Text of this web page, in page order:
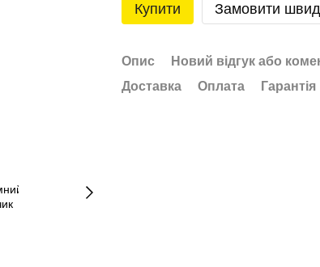
Купити Замовити
Опис
Новий відгук або
Доставка
Оплата Гарантія